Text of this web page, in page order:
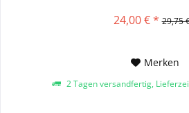
24,00 € * 29,75
Merken
2 Tagen versandfertig,